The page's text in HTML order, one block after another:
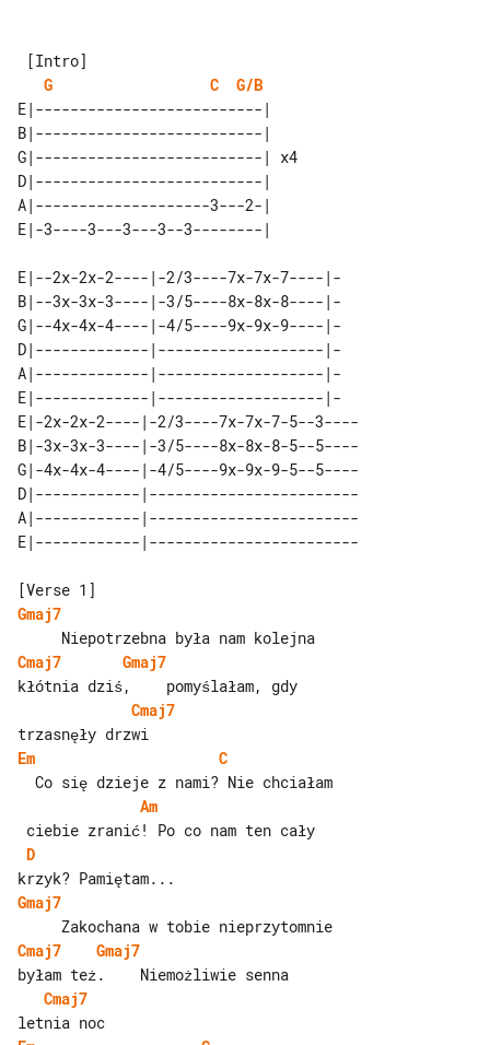
G
C
G/B
E|--------------------------|
B|--------------------------|
G|--------------------------| x4
D|--------------------------|
A|--------------------3---2-|
E|--2x-2x-2----|-2/3----7x-7x-7----|-
B|--3x-3x-3----|-3/5----8x-8x-8----|-
G|--4x-4x-4----|-4/5----9x-9x-9----|-
D|-------------|-------------------|-
A|-------------|-------------------|-
E|-------------|-------------------|-
E|-2x-2x-2----|-2/3----7x-7x-7-5--3----
B|-3x-3x-3----|-3/5----8x-8x-8-5--5----
G|-4x-4x-4----|-4/5----9x-9x-9-5--5----
D|------------|------------------------
A|------------|------------------------
Gmaj7
Cmaj7
Gmaj7
Cmaj7
Em
C
Am
D
Gmaj7
Cmaj7
Gmaj7
Cmaj7